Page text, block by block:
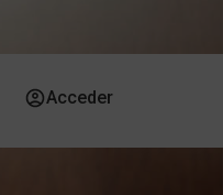
Acceder